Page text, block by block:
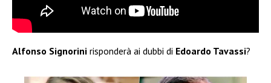
Alfonso Signorini risponderà ai dubbi di Edoardo Tavassi?